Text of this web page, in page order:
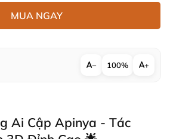
MUA NGAY
− 100% +
Ai Cập Apinya - Tác